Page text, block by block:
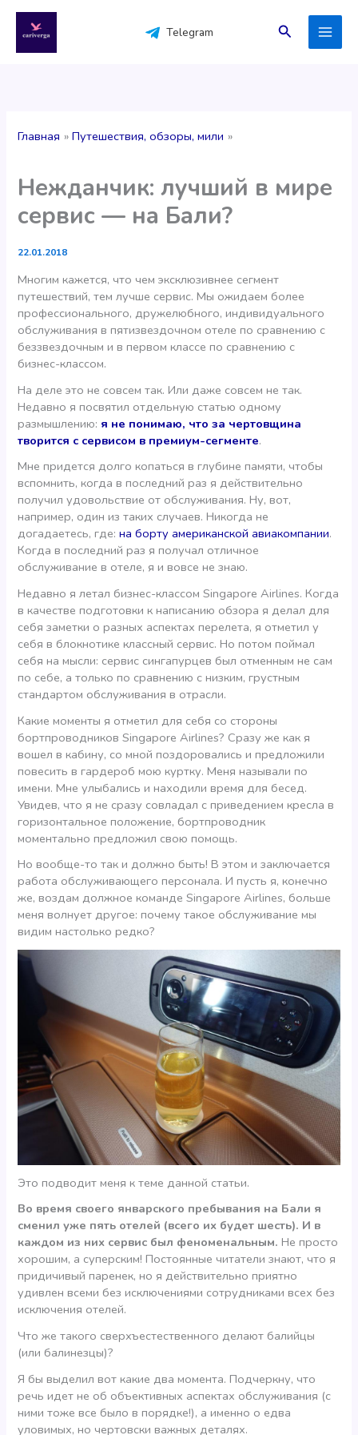
содержимому
Telegram Поиск
Главная Путешествия, обзоры, мили
Нежданчик: лучший в мире
сервис — на Бали?
22.01.2018
Многим кажется, что чем эксклюзивнее сегмент
путешествий, тем лучше сервис. Мы ожидаем более
профессионального, дружелюбного, индивидуального
обслуживания в пятизвездочном отеле по сравнению с
беззвездочным и в первом классе по сравнению с
бизнес-классом.
На деле это не совсем так. Или даже совсем не так.
Недавно я посвятил отдельную статью одному
размышлению: я не понимаю, что за чертовщина
творится с сервисом в премиум-сегменте.
Мне придется долго копаться в глубине памяти, чтобы
вспомнить, когда в последний раз я действительно
получил удовольствие от обслуживания. Ну, вот,
например, один из таких случаев. Никогда не
догадаетесь, где:на борту американской авиакомпании.
Когда в последний раз я получал отличное
обслуживание в отеле, я и вовсе не знаю.
Недавно я летал бизнес-классом Singapore Airlines. Когда
в качестве подготовки к написанию обзора я делал для
себя заметки о разных аспектах перелета, я отметил у
себя в блокнотике классный сервис. Но потом поймал
себя на мысли: сервис сингапурцев был отменным не сам
по себе, а только по сравнению с низким, грустным
стандартом обслуживания в отрасли.
Какие моменты я отметил для себя со стороны
бортпроводников Singapore Airlines? Сразу же как я
вошел в кабину, со мной поздоровались и предложили
повесить в гардероб мою куртку. Меня называли по
имени. Мне улыбались и находили время для бесед.
Увидев, что я не сразу совладал с приведением кресла в
горизонтальное положение, бортпроводник
моментально предложил свою помощь.
Но вообще-то так и должно быть! В этом и заключается
работа обслуживающего персонала. И пусть я, конечно
же, воздам должное команде Singapore Airlines, больше
меня волнует другое: почему такое обслуживание мы
видим настолько редко?
Это подводит меня к теме данной статьи.
Во время своего январского пребывания на Бали я
сменил уже пять отелей (всего их будет шесть). И в
каждом из них сервис был феноменальным. Не просто
хорошим, а суперским! Постоянные читатели знают, что я
придичивый паренек, но я действительно приятно
удивлен всеми без исключениями сотрудниками всех без
исключения отелей.
Что же такого сверхъестественного делают балийцы
(или балинезцы)?
Я бы выделил вот какие два момента. Подчеркну, что
речь идет не об объективных аспектах обслуживания (с
ними тоже все было в порядке!), а именно о едва
уловимых, но чертовски важных деталях.